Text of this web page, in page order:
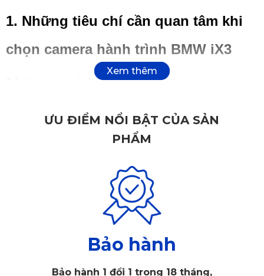
1. Những tiêu chí cần quan tâm khi
chọn camera hành trình BMW iX3
Trên thị trường có rất nhiều thương hiệu
thì bạn có thể tham khảo một số tiêu chí sau đây:
ƯU ĐIỂM NỔI BẬT CỦA SẢN
PHẨM
Bảo hành
Bảo hành 1 đổi 1 trong 18 tháng,